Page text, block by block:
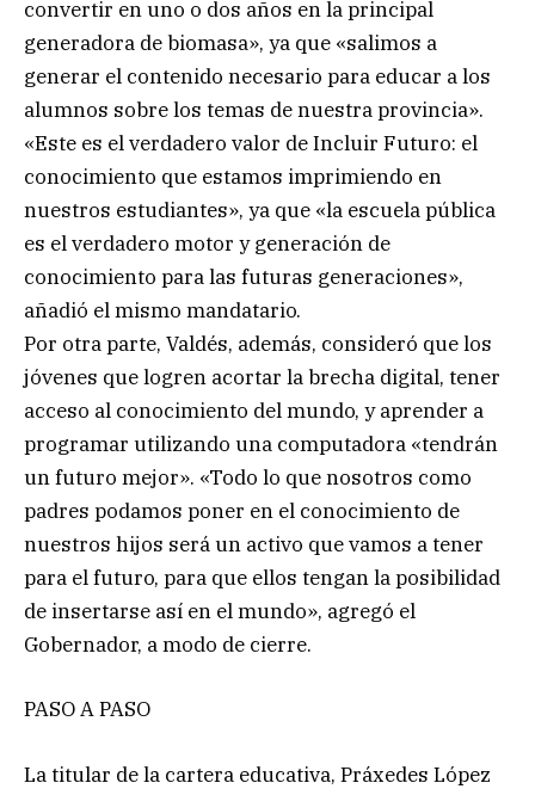
convertir en uno o dos años en la principal
generadora de biomasa», ya que «salimos a
generar el contenido necesario para educar a los
alumnos sobre los temas de nuestra provincia».
«Este es el verdadero valor de Incluir Futuro: el
conocimiento que estamos imprimiendo en
nuestros estudiantes», ya que «la escuela pública
es el verdadero motor y generación de
conocimiento para las futuras generaciones»,
añadió el mismo mandatario.
Por otra parte, Valdés, además, consideró que los
jóvenes que logren acortar la brecha digital, tener
acceso al conocimiento del mundo, y aprender a
programar utilizando una computadora «tendrán
un futuro mejor». «Todo lo que nosotros como
padres podamos poner en el conocimiento de
nuestros hijos será un activo que vamos a tener
para el futuro, para que ellos tengan la posibilidad
de insertarse así en el mundo», agregó el
Gobernador, a modo de cierre.
PASO A PASO
La titular de la cartera educativa, Práxedes López